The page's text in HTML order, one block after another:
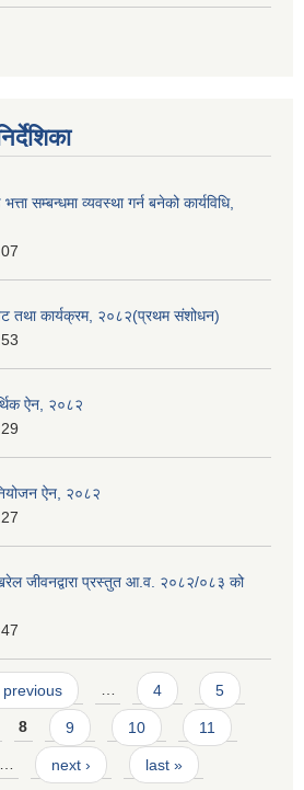
सम्बन्धमा व्यवस्था गर्न बनेको कार्यविधि,
तथा कार्यक्रम, २०८२(प्रथम संशोधन)
ऐन, २०८२
ऐन, २०८२
जीवनद्वारा प्रस्तुत आ.व. २०८२/०८३ को
previous … 4 5
8 9 10 11
… next › last »